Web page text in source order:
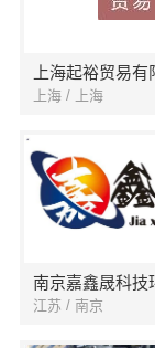
上海起裕贸易有
上海 / 上海
江苏 / 南京